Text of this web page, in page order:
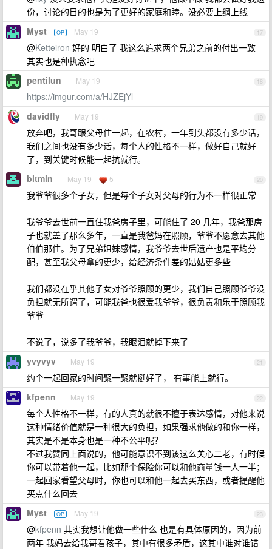
份，讨论的目的也是为了更好的家庭和睦。没必要上纲上线
17
Myst OP May 19
@Ketteiron 好的 明白了 我这么追求两个兄弟之前的付出一致
其实也是种执念吧
18
pentilun May 19
https://imgur.com/a/HJZEjYl
19
davidfly May 19
放弃吧，我哥跟父母住一起，在农村，一年到头都没有多少话，
我们之间也没有多少话，每个人的性格不一样，做好自己就好
了，到关键时候能一起抗就行。
20
bitmin May 19 5
我爷爷很多个子女，但是每个子女对父母的行为不一样很正常
我爷爷去世前一直住我爸房子里，可能住了 20 几年，我爸那房
子也就盖了那么多年，一直是我爸妈在照顾，爷爷不愿意去其他
伯伯那住。为了兄弟姐妹感情，我爷爷去世后遗产也是平均分
配，甚至我父母拿的更少，给经济条件差的姑姑更多些
我们都没在乎其他子女对爷爷照顾的更少，我们自己照顾爷爷没
负担就无所谓了，可能我爸也很爱我爷爷，很负责和乐于照顾我
爷爷
不说了，说多了我爷爷，我眼泪就掉下来了
21
yvyvyv May 19
约个一起回家的时间聚一聚就挺好了， 有事能上就行。
22
kfpenn May 19
每个人性格不一样，有的人真的就很不擅于表达感情，对他来说
这种情绪价值就是一种很大的负担，如果强求他做的和你一样，
其实是不是本身也是一种不公平呢？
不过我赞同上面说的，他可能意识不到该这么关心二老，有时候
你可以带着他一起，比如那个保险你可以和他商量钱一人一半；
一起回家看望父母时，你也可以和他一起去买东西，或者提醒他
买点什么回去
23
Myst OP May 19
@kfpenn 其实我想让他做一些什么 也是有具体原因的，因为前
两年 我妈去给我哥看孩子，其中有很多矛盾，这其中谁对谁错